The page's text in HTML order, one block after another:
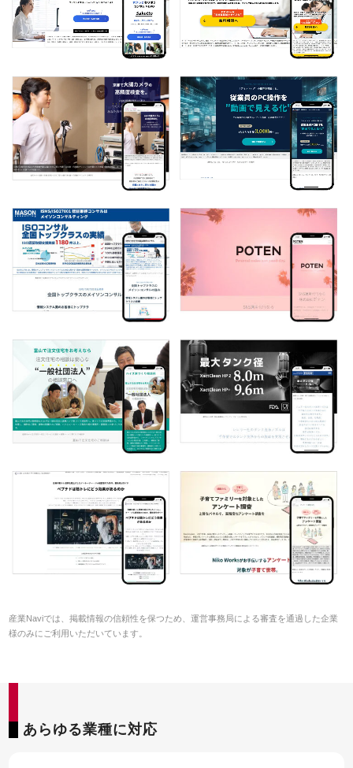
55SEO DX
産業Naviでは、掲載情報の信頼性を保つため、運営事務局による審査を通過した企業
様のみにご利用いただいています。
あらゆる業種に対応